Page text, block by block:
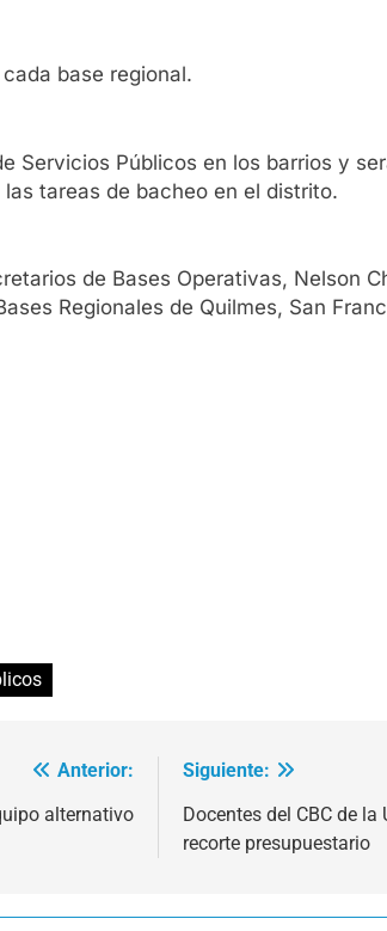
base regional.
Servicios Públicos en los barrios y
tareas de bacheo en el distrito.
de Bases Operativas, Nelson
Regionales de Quilmes, San
Anterior:
alternativo
Siguiente:
Docentes del CBC de
recorte presupuestario